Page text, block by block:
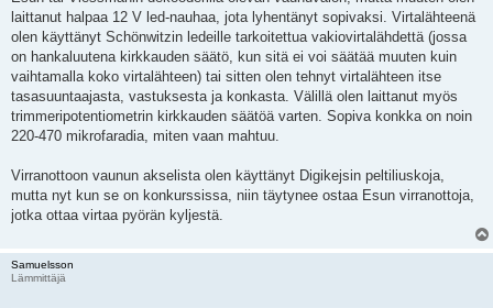
laittanut halpaa 12 V led-nauhaa, jota lyhentänyt sopivaksi. Virtalähteenä
olen käyttänyt Schönwitzin ledeille tarkoitettua vakiovirtalähdettä (jossa
on hankaluutena kirkkauden säätö, kun sitä ei voi säätää muuten kuin
vaihtamalla koko virtalähteen) tai sitten olen tehnyt virtalähteen itse
tasasuuntaajasta, vastuksesta ja konkasta. Välillä olen laittanut myös
trimmeripotentiometrin kirkkauden säätöä varten. Sopiva konkka on noin
220-470 mikrofaradia, miten vaan mahtuu.
Virranottoon vaunun akselista olen käyttänyt Digikejsin peltiliuskoja,
mutta nyt kun se on konkurssissa, niin täytynee ostaa Esun virranottoja,
jotka ottaa virtaa pyörän kyljestä.
Samuelsson
Lämmittäjä